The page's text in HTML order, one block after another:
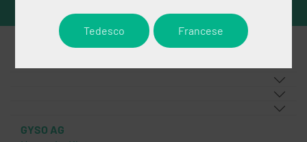
GYSO AG
Tedesco Francese